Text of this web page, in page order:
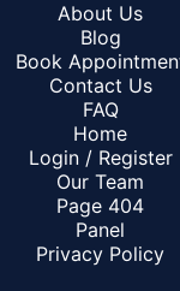
About Us
Blog
Book
Contact Us
FAQ
Home
Login / Register
Our Team
Page 404
Panel
Privacy Policy